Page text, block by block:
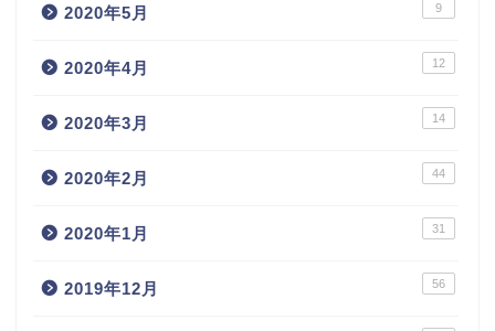
2020年5月 9
2020年4月 12
2020年3月 14
2020年2月 44
2020年1月 31
2019年12月 56